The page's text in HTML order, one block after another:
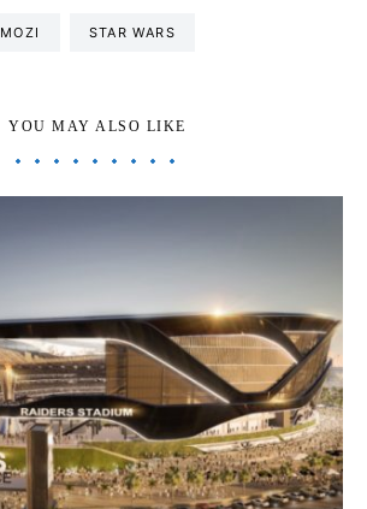
MOZI STAR WARS
YOU MAY ALSO LIKE